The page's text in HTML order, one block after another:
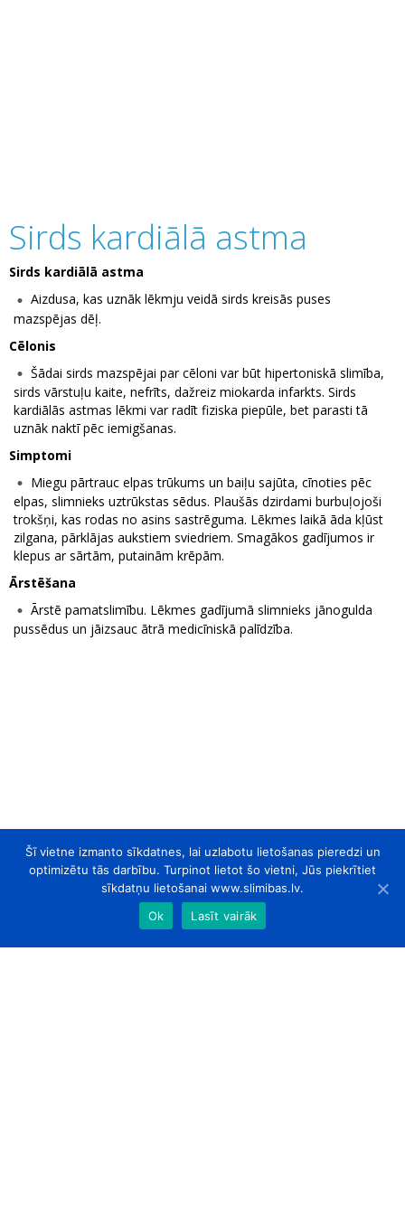
Sirds kardiālā astma
Sirds kardiālā astma
Aizdusa, kas uznāk lēkmju veidā sirds kreisās puses
mazspējas dēļ.
Cēlonis
Šādai sirds mazspējai par cēloni var būt hipertoniskā slimība,
sirds vārstuļu kaite, nefrīts, dažreiz miokarda infarkts. Sirds
kardiālās astmas lēkmi var radīt fiziska piepūle, bet parasti tā
uznāk naktī pēc iemigšanas.
Simptomi
Miegu pārtrauc elpas trūkums un baiļu sajūta, cīnoties pēc
elpas, slimnieks uztrūkstas sēdus. Plaušās dzirdami burbuļojoši
trokšņi, kas rodas no asins sastrēguma. Lēkmes laikā āda kļūst
zilgana, pārklājas aukstiem sviedriem. Smagākos gadījumos ir
klepus ar sārtām, putainām krēpām.
Ārstēšana
Ārstē pamatslimību. Lēkmes gadījumā slimnieks jānogulda
pussēdus un jāizsauc ātrā medicīniskā palīdzība.
Šī vietne izmanto sīkdatnes, lai uzlabotu lietošanas pieredzi un
optimizētu tās darbību. Turpinot lietot šo vietni, Jūs piekrītiet
sīkdatņu lietošanai www.slimibas.lv.
Ok
Lasīt vairāk